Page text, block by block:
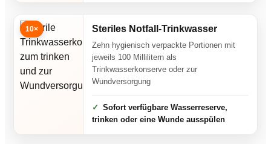
10× Steriles Notfall-Trinkwasser
Zehn hygienisch verpackte Portionen mit
jeweils 100 Millilitern als
Trinkwasserkonserve oder zur
Wundversorgung
Sofort verfügbare Wasserreserve,
trinken oder eine Wunde ausspülen